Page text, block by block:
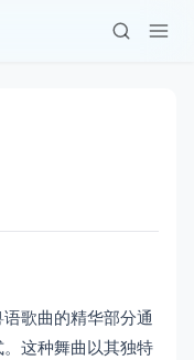
歌曲的精华部分通
这种舞曲以其独特